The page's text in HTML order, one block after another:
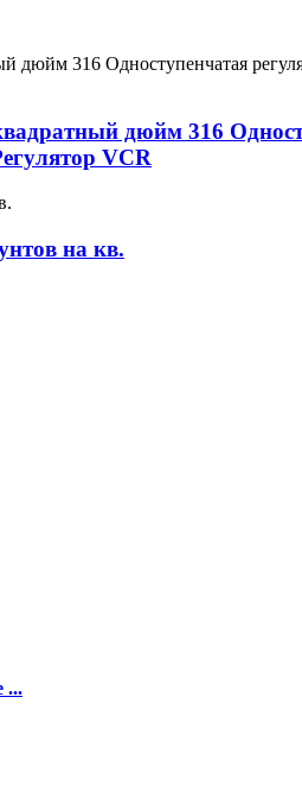
дюйм 316
VCR
на кв.
...